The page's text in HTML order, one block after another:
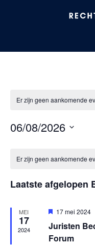
Er zijn geen aankomende
06/08/2026
datum.
van
Er zijn geen aankomende
Laatste afgelopen
MEI
17
2024
Uitgelicht
17 mei 2024
Juristen
Forum